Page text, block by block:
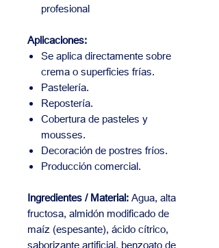
profesional
Aplicaciones:
Se aplica directamente sobre
crema o superficies frías.
Pastelería.
Repostería.
Cobertura de pasteles y
mousses.
Decoración de postres fríos.
Producción comercial.
Ingredientes / Material: Agua, alta
fructosa, almidón modificado de
maíz (espesante), ácido cítrico,
saborizante artificial, benzoato de